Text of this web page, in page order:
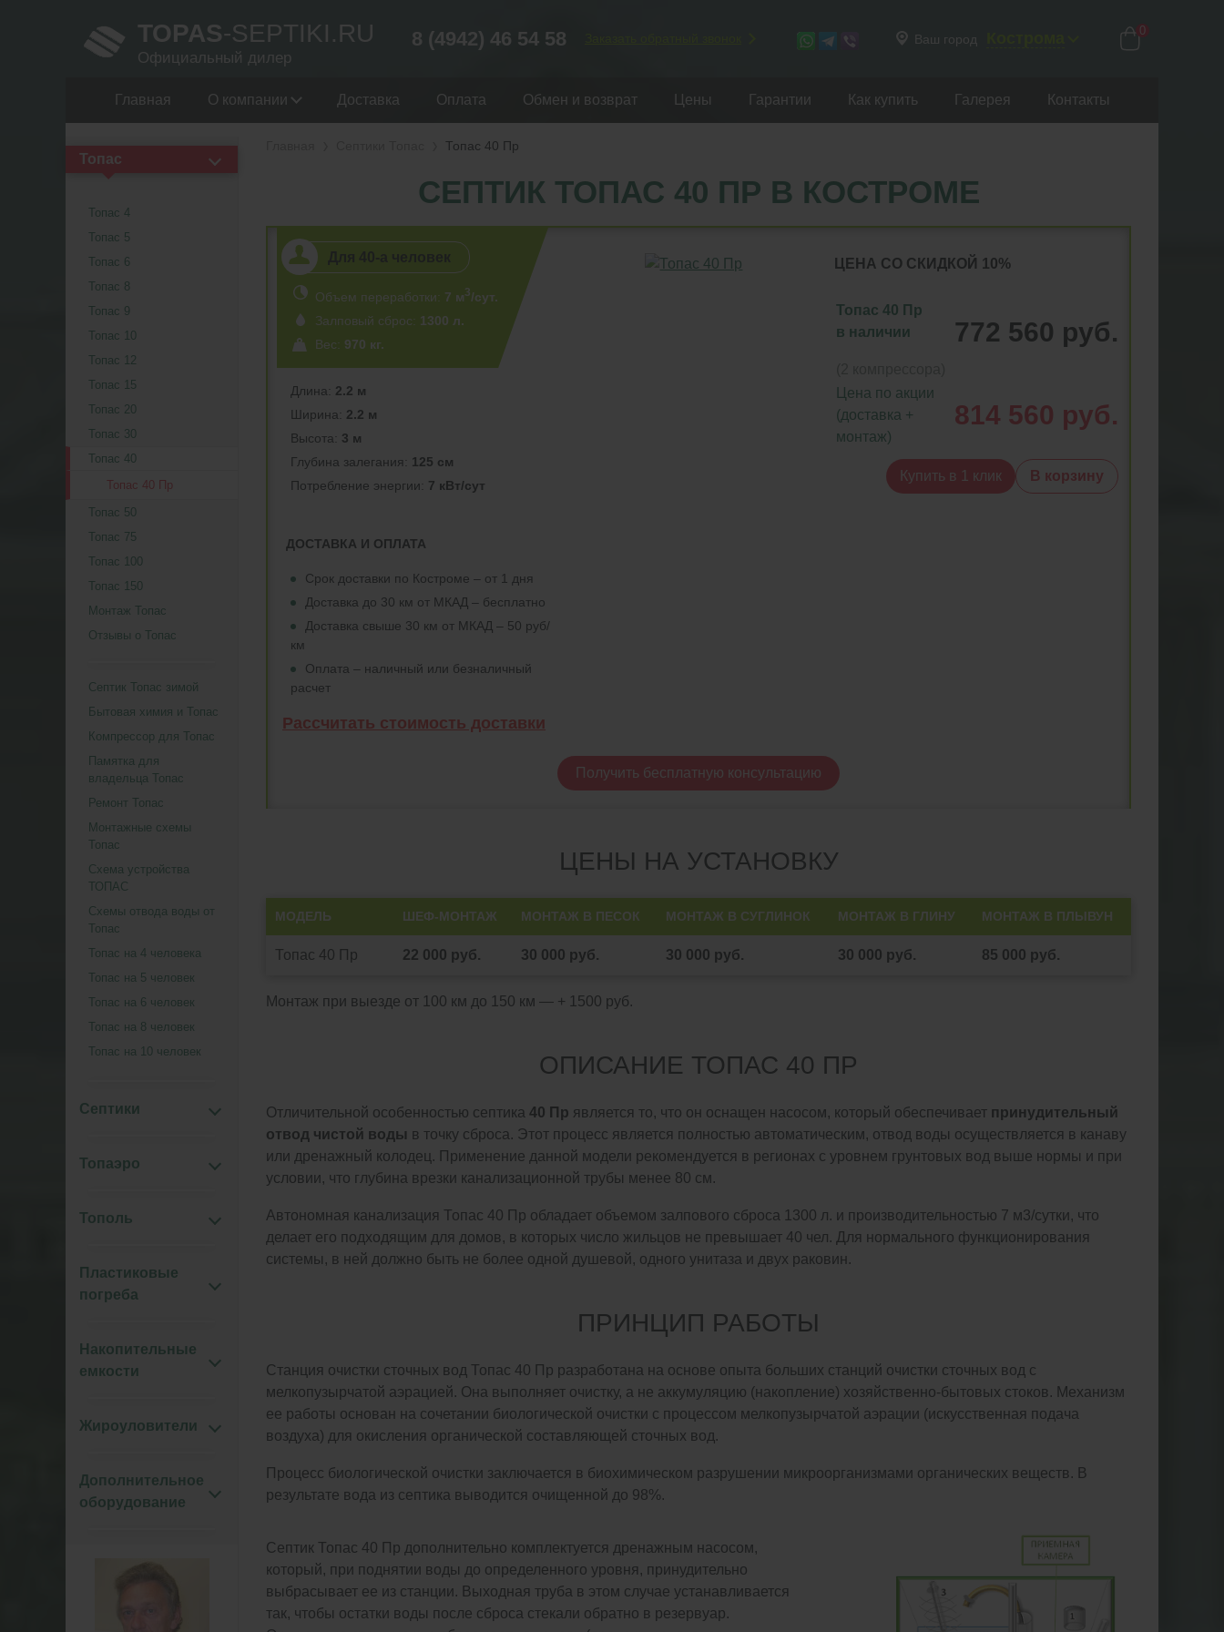
TOPAS-SEPTIKI.RU
Официальный дилер
8 (4942) 46 54 58 Ваш город
0
Главная О компании Доставка Оплата Обмен и возврат Цены Гарантии Как купить Галерея Контакты
Топас
Топас 4
Топас 5
Топас 6
Топас 8
Топас 9
Топас 10
Топас 12
Топас 15
Топас 20
Топас 30
Топас 40
Топас 40 Пр
Топас 50
Топас 75
Топас 100
Топас 150
Монтаж Топас
Отзывы о Топас
Септик Топас зимой
Бытовая химия и Топас
Компрессор для Топас
Памятка для
владельца Топас
Ремонт Топас
Монтажные схемы
Топас
Схема устройства
ТОПАС
Схемы отвода воды от
Топас
Топас на 4 человека
Топас на 5 человек
Топас на 6 человек
Топас на 8 человек
Топас на 10 человек
Септики
Топаэро
Тополь
Пластиковые
погреба
Накопительные
емкости
Жироуловители
Дополнительное
оборудование
Топас 40 Пр
СЕПТИК ТОПАС 40 ПР В КОСТРОМЕ
ЦЕНА СО СКИДКОЙ 10%
Топас 40 Пр
в наличии
772 560 руб.
Цена по акции
(доставка +
монтаж)
814 560 руб.
Купить в 1 клик В корзину
Объем переработки: 7 м3/сут.
Залповый сброс: 1300 л.
Вес: 970 кг.
Длина: 2.2 м
Ширина: 2.2 м
Высота: 3 м
Глубина залегания: 125 см
Потреблeние энергии: 7 кВт/сут
ДОСТАВКА И ОПЛАТА
Срок доставки по Костроме – от 1 дня
Доставка до 30 км от МКАД – бесплатно
Доставка свыше 30 км от МКАД – 50 руб/
км
Оплата – наличный или безналичный
расчет
Рассчитать стоимость доставки
Получить бесплатную консультацию
ЦЕНЫ НА УСТАНОВКУ
МОДЕЛЬ ШЕФ-МОНТАЖ МОНТАЖ В ПЕСОК МОНТАЖ В СУГЛИНОК МОНТАЖ В ГЛИНУ МОНТАЖ В ПЛЫВУН
Топас 40 Пр 22 000 руб. 30 000 руб. 30 000 руб. 30 000 руб. 85 000 руб.
Монтаж при выезде от 100 км до 150 км — + 1500 руб.
ОПИСАНИЕ ТОПАС 40 ПР
Отличительной особенностью септика 40 Пр является то, что он оснащен насосом, который обеспечивает принудительный
отвод чистой воды в точку сброса. Этот процесс является полностью автоматическим, отвод воды осуществляется в канаву
или дренажный колодец. Применение данной модели рекомендуется в регионах с уровнем грунтовых вод выше нормы и при
условии, что глубина врезки канализационной трубы менее 80 см.
Автономная канализация Топас 40 Пр обладает объемом залпового сброса 1300 л. и производительностью 7 м3/сутки, что
делает его подходящим для домов, в которых число жильцов не превышает 40 чел. Для нормального функционирования
системы, в ней должно быть не более одной душевой, одного унитаза и двух раковин.
ПРИНЦИП РАБОТЫ
Станция очистки сточных вод Топас 40 Пр разработана на основе опыта больших станций очистки сточных вод с
мелкопузырчатой аэрацией. Она выполняет очистку, а не аккумуляцию (накопление) хозяйственно-бытовых стоков. Механизм
ее работы основан на сочетании биологической очистки с процессом мелкопузырчатой аэрации (искусственная подача
воздуха) для окисления органической составляющей сточных вод.
Процесс биологической очистки заключается в биохимическом разрушении микроорганизмами органических веществ. В
результате вода из септика выводится очищенной до 98%.
Септик Топас 40 Пр дополнительно комплектуется дренажным насосом,
который, при поднятии воды до определенного уровня, принудительно
выбрасывает ее из станции. Выходная труба в этом случае устанавливается
так, чтобы остатки воды после сброса стекали обратно в резервуар.